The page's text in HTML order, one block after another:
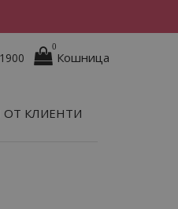
0
Кошница
КЛИЕНТИ